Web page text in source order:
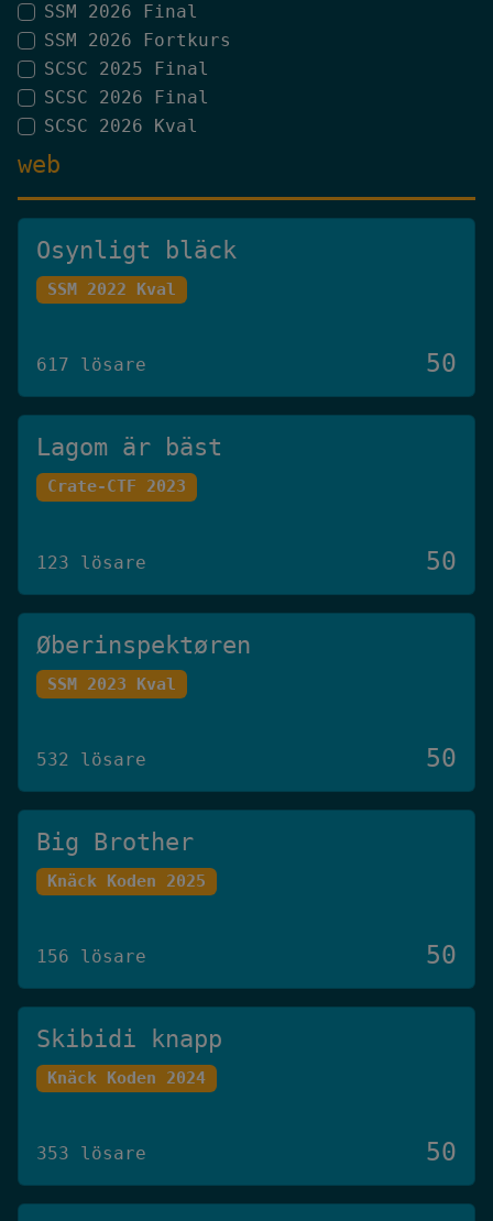
SSM 2026 Final
SSM 2026 Fortkurs
SCSC 2025 Final
SCSC 2026 Final
SCSC 2026 Kval
web
Osynligt bläck
SSM 2022 Kval
617 lösare 50
Lagom är bäst
Crate-CTF 2023
123 lösare 50
Øberinspektøren
SSM 2023 Kval
532 lösare 50
Big Brother
Knäck Koden 2025
156 lösare 50
Skibidi knapp
Knäck Koden 2024
353 lösare 50